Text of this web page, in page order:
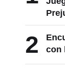
2
con